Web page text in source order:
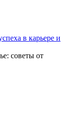
в карьере и
советы от